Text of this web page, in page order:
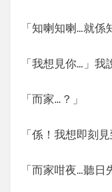
「知喇知喇…就係
「我想見你…」我
「而家…？」
「係！我想即刻
「而家咁夜…聽日